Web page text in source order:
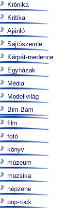
Krónika
Kritika
Ajánló
Sajtószemle
Kárpát-medence
Egyházak
Média
Modellvilág
Bim-Bam
film
fotó
könyv
múzeum
muzsika
népzene
pop-rock